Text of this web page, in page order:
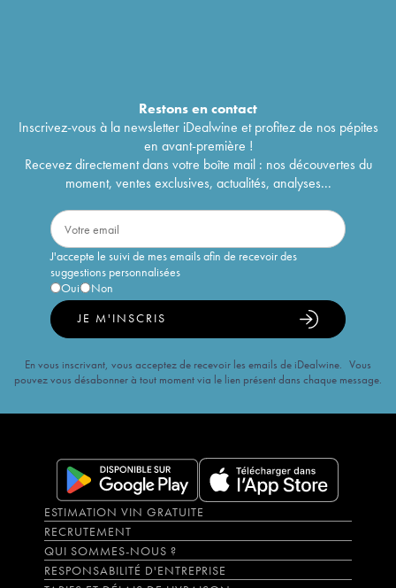
Restons encontact
Inscrivez-vous à la newsletter iDealwine et profitez de nos pépites
en avant-première !
Recevez directement dans votre boîte mail : nos découvertes du
moment, ventes exclusives, actualités, analyses...
J'accepte le suivi de mes emails afin de recevoir des
suggestions personnalisées
Oui
Non
JE M'INSCRIS
En vous inscrivant, vous acceptez de recevoir les emails de iDealwine. Vous
pouvez vous désabonner à tout moment via le lien présent dans chaque message.
ESTIMATION VIN GRATUITE
RECRUTEMENT
QUI SOMMES-NOUS ?
RESPONSABILITÉ D'ENTREPRISE